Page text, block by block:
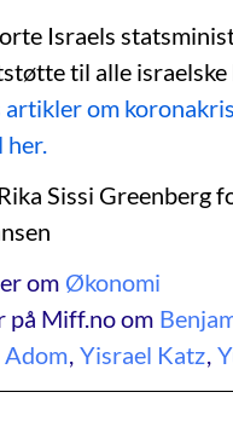
Israels
til alle
artikler om
Sissi Greenberg
om Økonomi
på Miff.no om
Adom Yisrael Katz